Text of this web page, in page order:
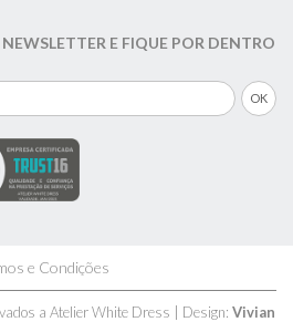
E FIQUE POR DENTRO
e Condições
a Atelier White Dress | Design: Vivian